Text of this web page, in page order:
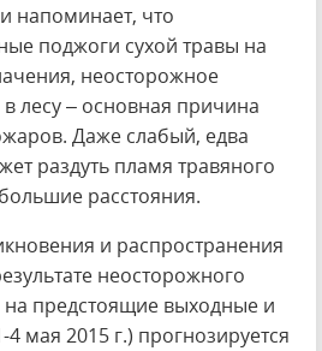
напоминает, что
поджоги сухой травы на
неосторожное
лесу – основная причина
Даже слабый, едва
раздуть пламя травяного
расстояния.
и распространения
неосторожного
предстоящие выходные и
мая 2015 г.) прогнозируется